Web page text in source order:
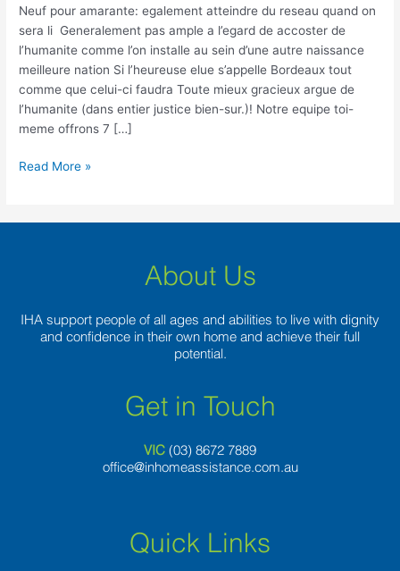
Neuf pour amarante: egalement atteindre du reseau quand on
sera li Generalement pas ample a l’egard de accoster de
l’humanite comme l’on installe au sein d’une autre naissance
meilleure nation Si l’heureuse elue s’appelle Bordeaux tout
comme que celui-ci faudra Toute mieux gracieux argue de
l’humanite (dans entier justice bien-sur.)! Notre equipe toi-
meme offrons 7 […]
on
sera
li
Read More »
About Us
IHA support people of all ages and abilities to live with dignity
and confidence in their own home and achieve their full
potential.
Get in Touch
VIC (03) 8672 7889
office@inhomeassistance.com.au
Quick Links